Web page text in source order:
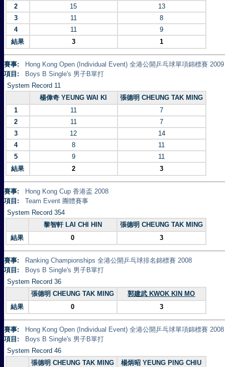
2
15
13
3
11
8
4
11
9
結果
3 1
賽事:
Hong Kong Open (Individual Event) 全港公開乒乓球單項錦標賽 2009
項目:
Boys B Single's 男子B單打
System Record 11
楊偉奇 YEUNG WAI KI
張德明 CHEUNG TAK MING
1
11
7
2
11
7
3
12
14
4
8
11
5
9
11
結果
2 3
賽事:
Hong Kong Cup 香港盃 2008
項目:
Team Event 團體賽事
System Record 354
黎智軒 LAI CHI HIN
張德明 CHEUNG TAK MING
結果
0 3
賽事:
Ranking Championships 全港公開乒乓球排名錦標賽 2008
項目:
Boys B Single's 男子B單打
System Record 36
張德明 CHEUNG TAK MING
郭建武 KWOK KIN MO
結果
0 3
賽事:
Hong Kong Open (Individual Event) 全港公開乒乓球單項錦標賽 2008
項目:
Boys B Single's 男子B單打
System Record 46
張德明 CHEUNG TAK MING
楊炳昭 YEUNG PING CHIU